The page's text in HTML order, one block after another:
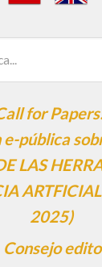
for
pública
LAS
2025)
Consejo